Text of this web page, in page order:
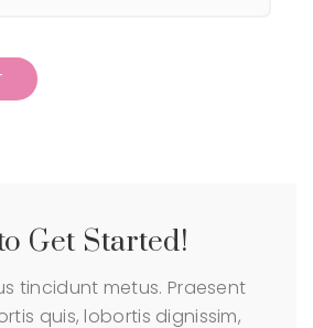
Get Started!
tincidunt metus. Praesent
quis, lobortis dignissim,